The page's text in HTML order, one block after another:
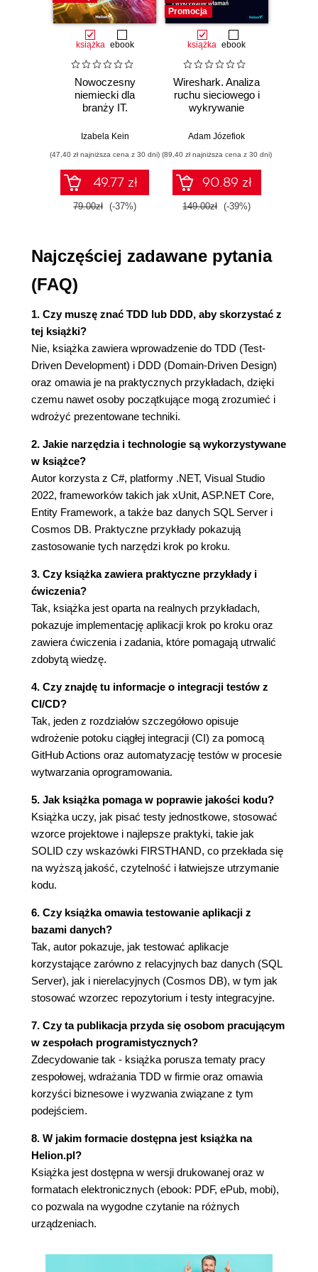
Klasa testów
Warunki i oczekiwania
Czerwony - zielony
Wzorzec AAA
Podsumowanie
Dalsza lektura
Rozdział 2. Wprowadzenie do mechanizmu
wstrzykiwania zależności
Wymagania techniczne
Aplikacja WFA
Utworzenie przykładowej aplikacji
Poznawanie mechanizmu wstrzykiwania
zależności
Typy abstrakcyjne i konkretne
Czym jest zależność?
Znaczenie zależności
Definiuj zależności od abstrakcji, a nie od
konkretnej implementacji
Wprowadzenie do mechanizmu wstrzykiwania
zależności
Pierwszy przykład wstrzykiwania zależności
Czym jest szew?
Odwrócenie kontroli
Używanie kontenerów wstrzykiwania zależności
Rola kontenera
Kontenery podmiotów zewnętrznych
Cykl życiowy usługi
Refaktoryzacja pod kątem wstrzykiwania
zależności
Rzeczywisty scenariusz użycia
wstrzykiwania zależności
Wstrzykiwanie metody
Wstrzykiwanie właściwości
Lokalizator usługi
Dalsza lektura
Rozdział 3. Rozpoczęcie pracy z testami
jednostkowymi
Wymagania techniczne
Wprowadzenie do testów jednostkowych
Frameworki testów jednostkowych
Wyjaśnienie struktury projektu stosującego testy
jednostkowe
Dodawanie projektu xUnit za pomocą wiersza
poleceń
jednostkowych
Wykonanie przykładowego testu
jednostkowego
Okno Test Explorer
Analiza anatomii klasy testu jednostkowego
Konwencja nadawania nazwy klasie
Wzorzec "przygotowanie, działanie, asercja"
Testowany system
Omówienie podstaw frameworka xUnit
Atrybuty Fact i Theory
Wykonywanie testów
Klasa Assert
Omówienie powiązań zachodzących między
regułami SOLID a testami jednostkowymi
Reguła jednej odpowiedzialności
Reguła otwarte-zamknięte
Zasada podstawień Barbary Liskov
książka ebook
Nowoczesny
niemiecki dla
branży IT.
przykłady i
Izabela Kein
(47,40 zł najniższa cena z 30 dni)
49.77 zł
79.00zł (-37%)
Promocja
książka ebook
Wireshark. Analiza
ruchu sieciowego i
wykrywanie
Adam Józefiok
(89,40 zł najniższa cena z 30 dni)
90.89 zł
149.00zł (-39%)
Najczęściej zadawane pytania
(FAQ)
1. Czy muszę znać TDD lub DDD, aby skorzystać z
tej książki?
Nie, książka zawiera wprowadzenie do TDD (Test-
Driven Development) i DDD (Domain-Driven Design)
oraz omawia je na praktycznych przykładach, dzięki
czemu nawet osoby początkujące mogą zrozumieć i
wdrożyć prezentowane techniki.
2. Jakie narzędzia i technologie są wykorzystywane
w książce?
Autor korzysta z C#, platformy .NET, Visual Studio
2022, frameworków takich jak xUnit, ASP.NET Core,
Entity Framework, a także baz danych SQL Server i
Cosmos DB. Praktyczne przykłady pokazują
zastosowanie tych narzędzi krok po kroku.
3. Czy książka zawiera praktyczne przykłady i
ćwiczenia?
Tak, książka jest oparta na realnych przykładach,
pokazuje implementację aplikacji krok po kroku oraz
zawiera ćwiczenia i zadania, które pomagają utrwalić
zdobytą wiedzę.
4. Czy znajdę tu informacje o integracji testów z
CI/CD?
Tak, jeden z rozdziałów szczegółowo opisuje
wdrożenie potoku ciągłej integracji (CI) za pomocą
GitHub Actions oraz automatyzację testów w procesie
wytwarzania oprogramowania.
5. Jak książka pomaga w poprawie jakości kodu?
Książka uczy, jak pisać testy jednostkowe, stosować
wzorce projektowe i najlepsze praktyki, takie jak
SOLID czy wskazówki FIRSTHAND, co przekłada się
na wyższą jakość, czytelność i łatwiejsze utrzymanie
kodu.
6. Czy książka omawia testowanie aplikacji z
bazami danych?
Tak, autor pokazuje, jak testować aplikacje
korzystające zarówno z relacyjnych baz danych (SQL
Server), jak i nierelacyjnych (Cosmos DB), w tym jak
stosować wzorzec repozytorium i testy integracyjne.
7. Czy ta publikacja przyda się osobom pracującym
w zespołach programistycznych?
Zdecydowanie tak - książka porusza tematy pracy
zespołowej, wdrażania TDD w firmie oraz omawia
korzyści biznesowe i wyzwania związane z tym
podejściem.
8. W jakim formacie dostępna jest książka na
Helion.pl?
Książka jest dostępna w wersji drukowanej oraz w
formatach elektronicznych (ebook: PDF, ePub, mobi),
co pozwala na wygodne czytanie na różnych
urządzeniach.